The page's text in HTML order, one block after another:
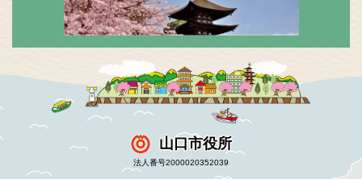
山口市役所
法人番号2000020352039